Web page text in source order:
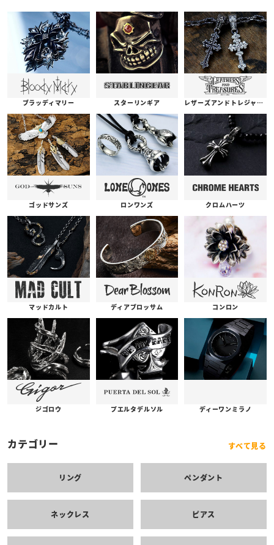
ブラッディマリー スターリンギア レザーズアンドトレジャーズ
ゴッドサンズ ロンワンズ クロムハーツ
マッドカルト ディアブロッサム コンロン
ジゴロウ プエルタデルソル ディーワンミラノ
カテゴリー すべて見る
リング ペンダント
ネックレス ピアス